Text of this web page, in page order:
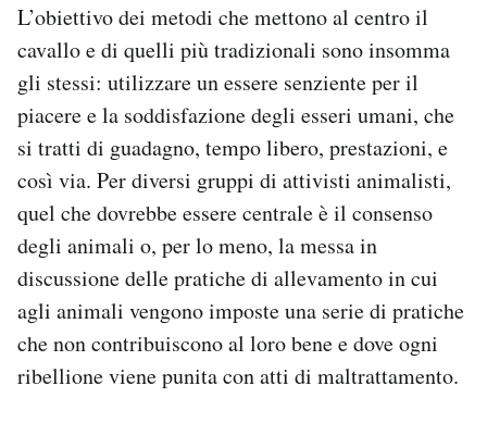
L’obiettivo dei metodi che mettono al centro il
cavallo e di quelli più tradizionali sono insomma
gli stessi: utilizzare un essere senziente per il
piacere e la soddisfazione degli esseri umani, che
si tratti di guadagno, tempo libero, prestazioni, e
così via. Per diversi gruppi di attivisti animalisti,
quel che dovrebbe essere centrale è il consenso
degli animali o, per lo meno, la messa in
discussione delle pratiche di allevamento in cui
agli animali vengono imposte una serie di pratiche
che non contribuiscono al loro bene e dove ogni
ribellione viene punita con atti di maltrattamento.